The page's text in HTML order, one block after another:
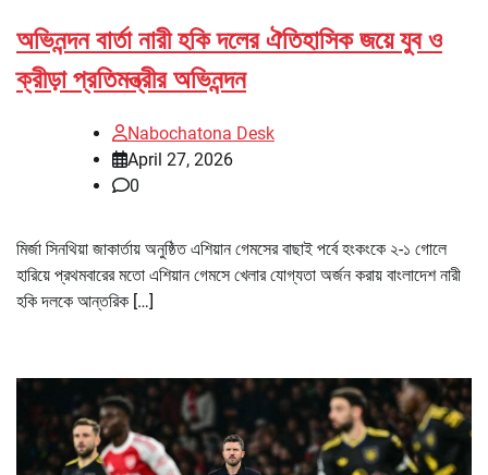
অভিনন্দন বার্তা নারী হকি দলের ঐতিহাসিক জয়ে যুব ও
ক্রীড়া প্রতিমন্ত্রীর অভিনন্দন
Nabochatona Desk
April 27, 2026
0
মির্জা সিনথিয়া জাকার্তায় অনুষ্ঠিত এশিয়ান গেমসের বাছাই পর্বে হংকংকে ২-১ গোলে
হারিয়ে প্রথমবারের মতো এশিয়ান গেমসে খেলার যোগ্যতা অর্জন করায় বাংলাদেশ নারী
হকি দলকে আন্তরিক […]